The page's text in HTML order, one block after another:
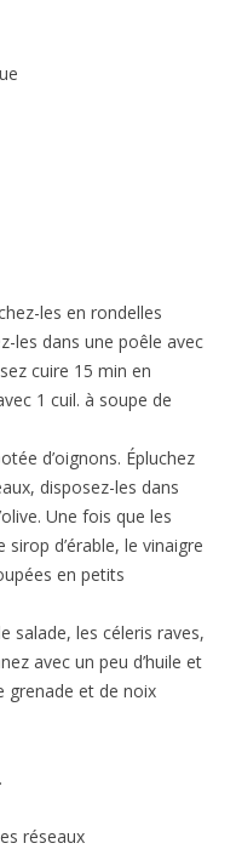
les en rondelles
les dans une poêle avec
cuire 15 min en
1 cuil. à soupe de
d’oignons. Épluchez
disposez-les dans
Une fois que les
d’érable, le vinaigre
en petits
salade, les céleris raves,
avec un peu d’huile et
grenade et de noix
réseaux